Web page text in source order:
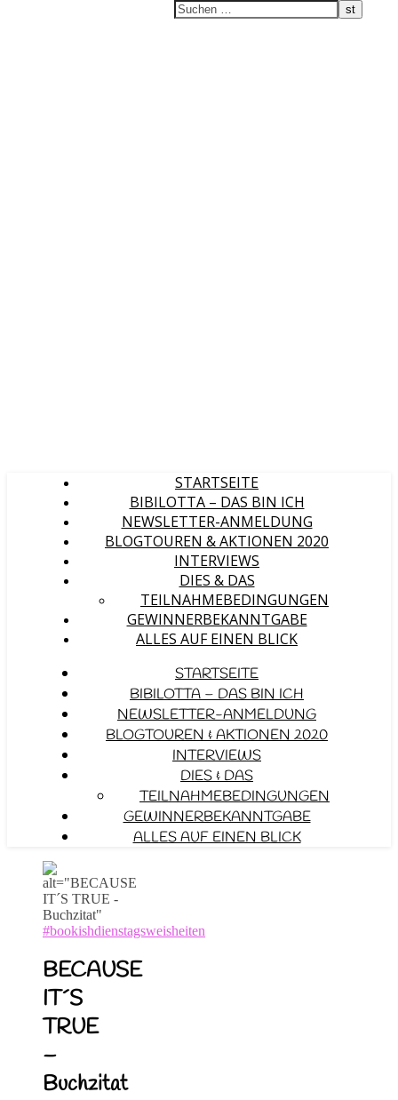
STARTSEITE
BIBILOTTA – DAS BIN ICH
NEWSLETTER-ANMELDUNG
BLOGTOUREN & AKTIONEN 2020
INTERVIEWS
DIES & DAS
TEILNAHMEBEDINGUNGEN
GEWINNERBEKANNTGABE
ALLES AUF EINEN BLICK
STARTSEITE
BIBILOTTA – DAS BIN ICH
NEWSLETTER-ANMELDUNG
BLOGTOUREN & AKTIONEN 2020
INTERVIEWS
DIES & DAS
TEILNAHMEBEDINGUNGEN
GEWINNERBEKANNTGABE
ALLES AUF EINEN BLICK
#bookishdienstagsweisheiten
BECAUSE
IT´S
TRUE
–
Buchzitat